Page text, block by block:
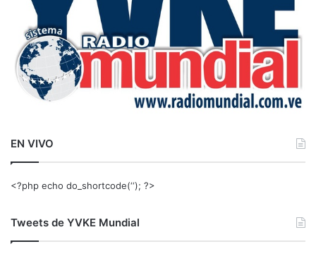
EN VIVO
<?php echo do_shortcode(‘‘); ?>
Tweets de YVKE Mundial